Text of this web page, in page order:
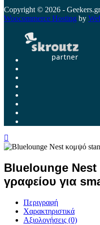
Copyright © 2026 -
Woocommerce Hosting by
Bluelounge
γραφείου για
Περιγραφή
Χαρακτηριστικά
Αξιολογήσεις (0)